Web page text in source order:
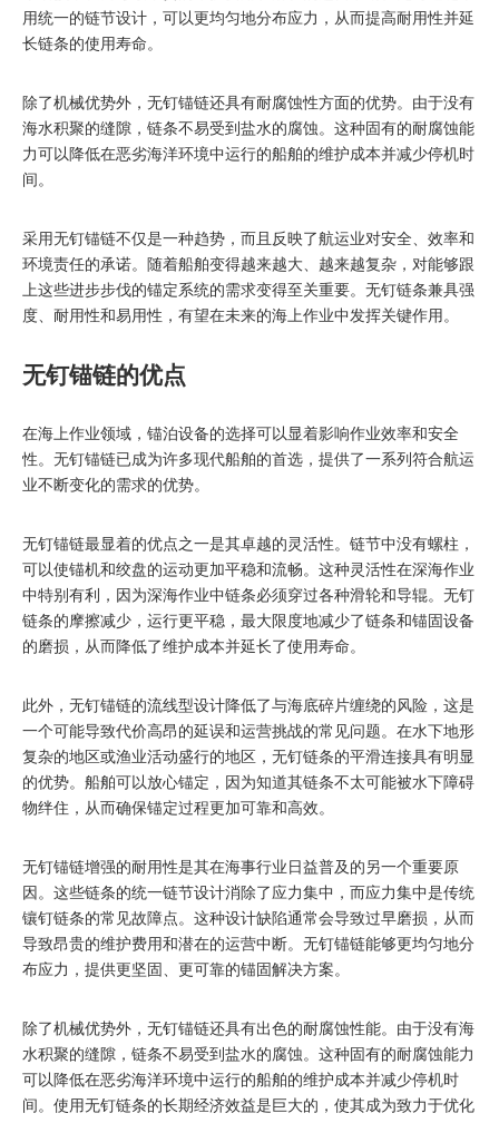
用统一的链节设计，可以更均匀地分布应力，从而提高耐用性并延
长链条的使用寿命。
除了机械优势外，无钉锚链还具有耐腐蚀性方面的优势。由于没有
海水积聚的缝隙，链条不易受到盐水的腐蚀。这种固有的耐腐蚀能
力可以降低在恶劣海洋环境中运行的船舶的维护成本并减少停机时
间。
采用无钉锚链不仅是一种趋势，而且反映了航运业对安全、效率和
环境责任的承诺。随着船舶变得越来越大、越来越复杂，对能够跟
上这些进步步伐的锚定系统的需求变得至关重要。无钉链条兼具强
度、耐用性和易用性，有望在未来的海上作业中发挥关键作用。
无钉锚链的优点
在海上作业领域，锚泊设备的选择可以显着影响作业效率和安全
性。无钉锚链已成为许多现代船舶的首选，提供了一系列符合航运
业不断变化的需求的优势。
无钉锚链最显着的优点之一是其卓越的灵活性。链节中没有螺柱，
可以使锚机和绞盘的运动更加平稳和流畅。这种灵活性在深海作业
中特别有利，因为深海作业中链条必须穿过各种滑轮和导辊。无钉
链条的摩擦减少，运行更平稳，最大限度地减少了链条和锚固设备
的磨损，从而降低了维护成本并延长了使用寿命。
此外，无钉锚链的流线型设计降低了与海底碎片缠绕的风险，这是
一个可能导致代价高昂的延误和运营挑战的常见问题。在水下地形
复杂的地区或渔业活动盛行的地区，无钉链条的平滑连接具有明显
的优势。船舶可以放心锚定，因为知道其链条不太可能被水下障碍
物绊住，从而确保锚定过程更加可靠和高效。
无钉锚链增强的耐用性是其在海事行业日益普及的另一个重要原
因。这些链条的统一链节设计消除了应力集中，而应力集中是传统
镶钉链条的常见故障点。这种设计缺陷通常会导致过早磨损，从而
导致昂贵的维护费用和潜在的运营中断。无钉锚链能够更均匀地分
布应力，提供更坚固、更可靠的锚固解决方案。
除了机械优势外，无钉锚链还具有出色的耐腐蚀性能。由于没有海
水积聚的缝隙，链条不易受到盐水的腐蚀。这种固有的耐腐蚀能力
可以降低在恶劣海洋环境中运行的船舶的维护成本并减少停机时
间。使用无钉链条的长期经济效益是巨大的，使其成为致力于优化